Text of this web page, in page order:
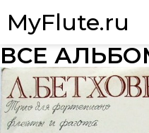
MyFlute.ru
ВСЕ